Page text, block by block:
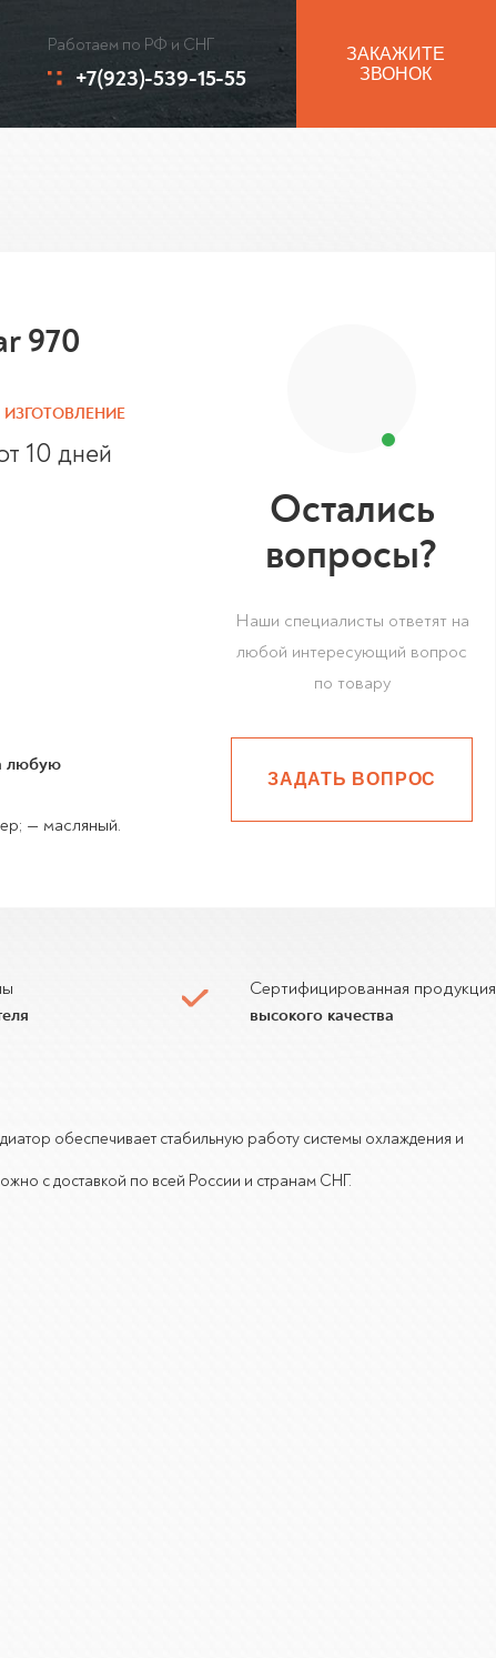
Работаем по РФ и СНГ
+7(923)-539-15-55
ЗАКАЖИТЕ
ЗВОНОК
970
ИЗГОТОВЛЕНИЕ
10 дней
любую
— масляный.
Остались
вопросы?
Наши специалисты ответят на
любой интересующий вопрос
по товару
ЗАДАТЬ ВОПРОС
Сертифицированная продукция
высокого качества
обеспечивает стабильную работу системы охлаждения и
с доставкой по всей России и странам СНГ.